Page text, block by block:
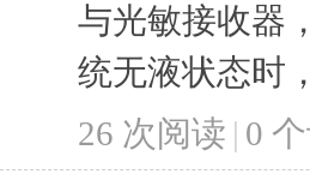
与光敏接收器
统无液状态时
26 次阅读 | 0